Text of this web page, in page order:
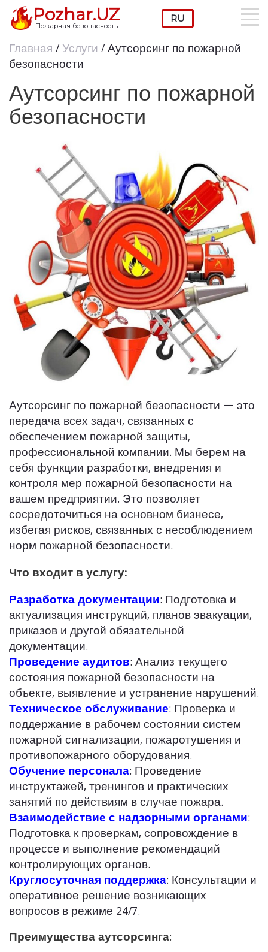
Pozhar.UZ
Пожарная безопасность
Главная / Услуги / Аутсорсинг по пожарной
безопасности
Аутсорсинг по пожарной
безопасности
Аутсорсинг по пожарной безопасности — это
передача всех задач, связанных с
обеспечением пожарной защиты,
профессиональной компании. Мы берем на
себя функции разработки, внедрения и
контроля мер пожарной безопасности на
вашем предприятии. Это позволяет
сосредоточиться на основном бизнесе,
избегая рисков, связанных с несоблюдением
норм пожарной безопасности.
Что входит в услугу:
Разработка документации: Подготовка и
актуализация инструкций, планов эвакуации,
приказов и другой обязательной
документации.
Проведение аудитов: Анализ текущего
состояния пожарной безопасности на
объекте, выявление и устранение нарушений.
Техническое обслуживание: Проверка и
поддержание в рабочем состоянии систем
пожарной сигнализации, пожаротушения и
противопожарного оборудования.
Обучение персонала: Проведение
инструктажей, тренингов и практических
занятий по действиям в случае пожара.
Взаимодействие с надзорными органами:
Подготовка к проверкам, сопровождение в
процессе и выполнение рекомендаций
контролирующих органов.
Круглосуточная поддержка: Консультации и
оперативное решение возникающих
вопросов в режиме 24/7.
Преимущества аутсорсинга: